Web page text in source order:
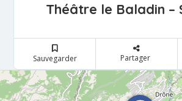
Théâtre le Baladin –
Sauvegarder Partager